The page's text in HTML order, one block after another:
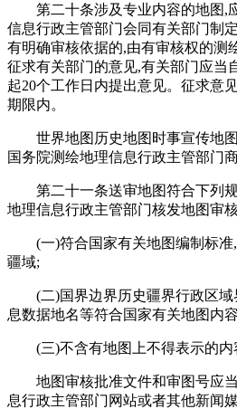
第二十条涉及专业内容的地图,
信息行政主管部门会同有关部门制
有明确审核依据的,由有审核权的测
征求有关部门的意见,有关部门应当
起20个工作日内提出意见。征求意
期限内。
世界地图历史地图时事宣传地
国务院测绘地理信息行政主管部门
第二十一条送审地图符合下列
地理信息行政主管部门核发地图审
(一)符合国家有关地图编制标
疆域;
(二)国界边界历史疆界行政区
息数据地名等符合国家有关地图内
(三)不含有地图上不得表示的内
地图审核批准文件和审图号应
息行政主管部门网站或者其他新闻